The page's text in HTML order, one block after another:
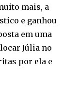
mais, a
e ganhou
em uma
Júlia no
por ela e